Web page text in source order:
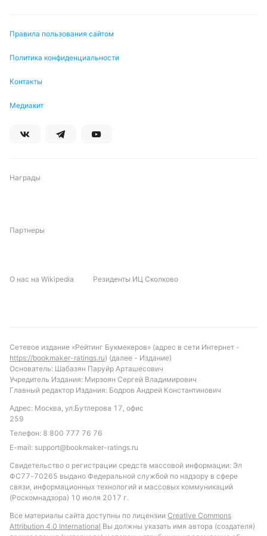
Правила пользования сайтом
Политика конфиденциальности
Контакты
Медиакит
Награды
Партнеры
О нас на Wikipedia Резиденты ИЦ Сколково
Сетевое издание «Рейтинг Букмекеров» (адрес в сети Интернет -
https://bookmaker-ratings.ru) (далее - Издание)
Основатель: Шабазян Паруйр Арташесович
Учредитель Издания: Мирзоян Сергей Владимирович
Главный редактор Издания: Бодров Андрей Константинович
Адрес: Москва, ул.Бутлерова 17, офис
259
Телефон: 8 800 777 76 76
E-mail: support@bookmaker-ratings.ru
Свидетельство о регистрации средств массовой информации: Эл
ФС77-70265 выдано Федеральной службой по надзору в сфере
связи, информационных технологий и массовых коммуникаций
(Роскомнадзора) 10 июля 2017 г.
Все материалы сайта доступны по лицензии Creative Commons
Attribution 4.0 International Вы должны указать имя автора (создателя)